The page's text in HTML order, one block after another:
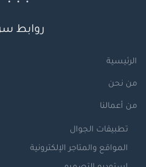
روابط
الرئيسية
من نحن
من أعمالنا
تطبيقات الجوال
المواقع والمتاجر الإلكترونية